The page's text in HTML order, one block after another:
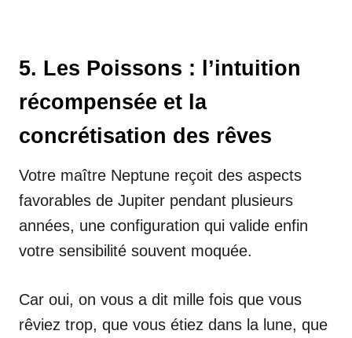
5. Les Poissons : l’intuition
récompensée et la
concrétisation des rêves
Votre maître Neptune reçoit des aspects
favorables de Jupiter pendant plusieurs
années, une configuration qui valide enfin
votre sensibilité souvent moquée.
Car oui, on vous a dit mille fois que vous
rêviez trop, que vous étiez dans la lune, que